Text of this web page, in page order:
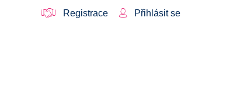
Registrace Přihlásit se